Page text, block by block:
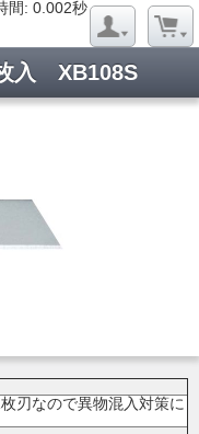
間: 0.002秒
入 XB108S
刃なので異物混入対策に